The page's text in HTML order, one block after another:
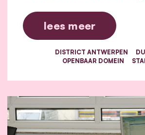
lees meer
DISTRICT ANTWERPEN
OPENBAAR DOMEIN